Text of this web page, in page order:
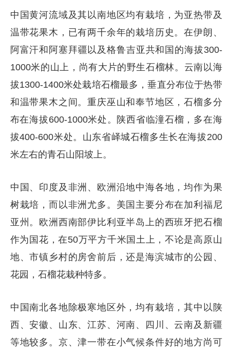
中国黄河流域及其以南地区均有栽培，为亚热带及
温带花果木，已有两千余年的栽培历史。在伊朗、
阿富汗和阿塞拜疆以及格鲁吉亚共和国的海拔300-
1000米的山上，尚有大片的野生石榴林。云南以海
拔1300-1400米处栽培石榴最多，垂直分布位于热带
和温带果木之间。重庆巫山和奉节地区，石榴多分
布在海拔600-1000米处。陕西省临潼石榴，多在海
拔400-600米处。山东省峄城石榴多生长在海拔200
米左右的青石山阳坡上。
中国、印度及非洲、欧洲沿地中海各地，均作为果
树栽培，而以非洲尤多。美国主要分布在加利福尼
亚州。欧洲西南部伊比利亚半岛上的西班牙把石榴
作为国花，在50万平方千米国土上，不论是高原山
地、市镇乡村的房舍前后，还是海滨城市的公园、
花园，石榴花栽种特多。
中国南北各地除极寒地区外，均有栽培，其中以陕
西、安徽、山东、江苏、河南、四川、云南及新疆
等地较多。京、津一带在小气候条件好的地方尚可